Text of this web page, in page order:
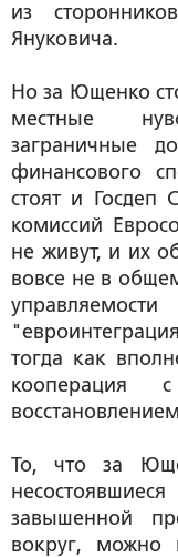
из
Януковича.
Но за Ющенко
местные
заграничные
финансового
стоят и Госдеп
комиссий
не живут, и их
вовсе не в
тогда как
кооперация
То, что за
завышенной
вокруг, можно